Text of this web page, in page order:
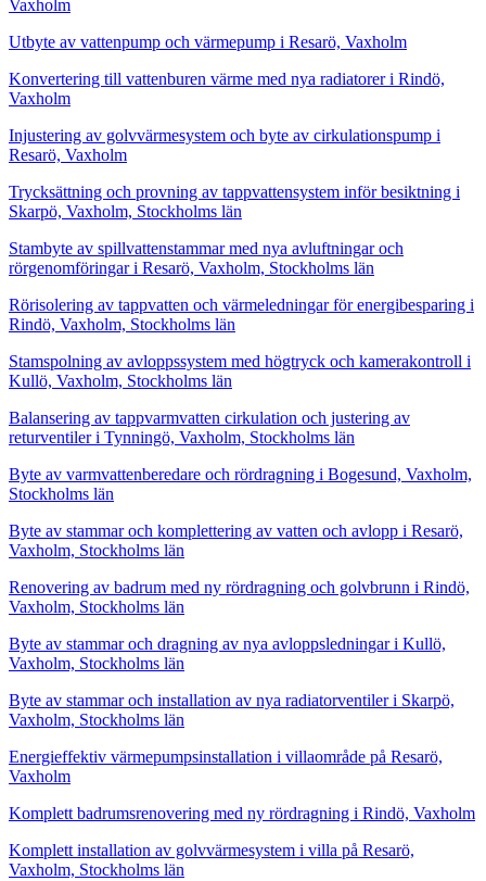
Vaxholm
Utbyte av vattenpump och värmepump i Resarö, Vaxholm
Konvertering till vattenburen värme med nya radiatorer i Rindö,
Vaxholm
Injustering av golvvärmesystem och byte av cirkulationspump i
Resarö, Vaxholm
Trycksättning och provning av tappvattensystem inför besiktning i
Skarpö, Vaxholm, Stockholms län
Stambyte av spillvattenstammar med nya avluftningar och
rörgenomföringar i Resarö, Vaxholm, Stockholms län
Rörisolering av tappvatten och värmeledningar för energibesparing i
Rindö, Vaxholm, Stockholms län
Stamspolning av avloppssystem med högtryck och kamerakontroll i
Kullö, Vaxholm, Stockholms län
Balansering av tappvarmvatten cirkulation och justering av
returventiler i Tynningö, Vaxholm, Stockholms län
Byte av varmvattenberedare och rördragning i Bogesund, Vaxholm,
Stockholms län
Byte av stammar och komplettering av vatten och avlopp i Resarö,
Vaxholm, Stockholms län
Renovering av badrum med ny rördragning och golvbrunn i Rindö,
Vaxholm, Stockholms län
Byte av stammar och dragning av nya avloppsledningar i Kullö,
Vaxholm, Stockholms län
Byte av stammar och installation av nya radiatorventiler i Skarpö,
Vaxholm, Stockholms län
Energieffektiv värmepumpsinstallation i villaområde på Resarö,
Vaxholm
Komplett badrumsrenovering med ny rördragning i Rindö, Vaxholm
Komplett installation av golvvärmesystem i villa på Resarö,
Vaxholm, Stockholms län